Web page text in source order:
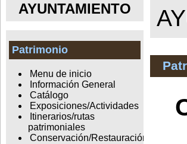
AYUNTAMIENTO
Patrimonio
Menu de inicio
Información General
Catálogo
Exposiciones/Actividades
Itinerarios/rutas
patrimoniales
Conservación/Restauración